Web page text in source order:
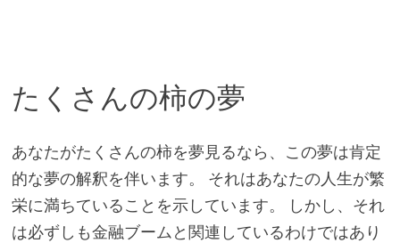
たくさんの柿の夢
あなたがたくさんの柿を夢見るなら、この夢は肯定
的な夢の解釈を伴います。 それはあなたの人生が繁
栄に満ちていることを示しています。 しかし、それ
は必ずしも金融ブームと関連しているわけではあり